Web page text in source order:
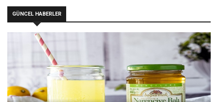
GÜNCEL HABERLER